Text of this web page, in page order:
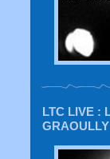
LTC LIVE :